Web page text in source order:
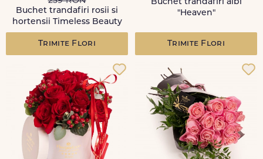
Buchet trandafiri rosii si
hortensii Timeless Beauty
Trimite Flori
Buchet trandafiri albi
"Heaven"
Trimite Flori